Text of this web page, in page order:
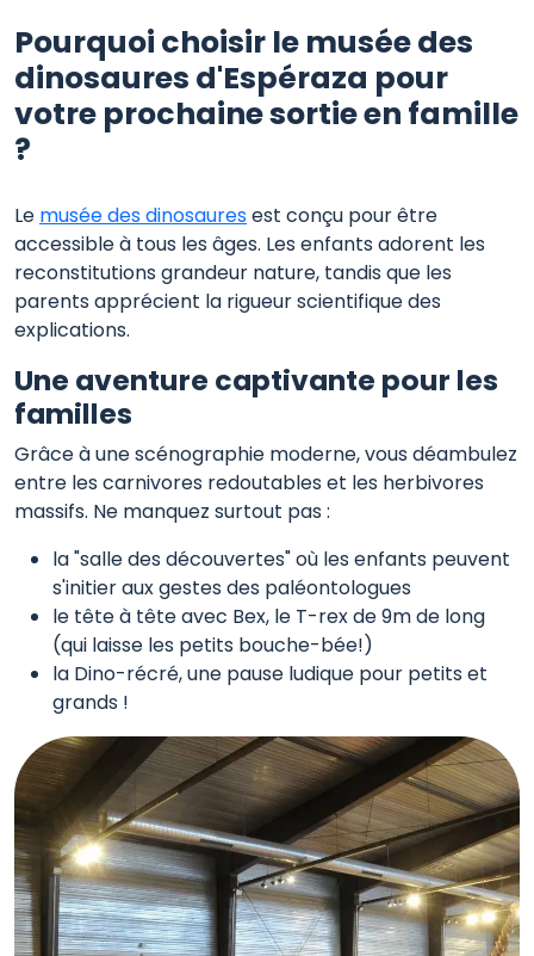
Pourquoi choisir le musée des
dinosaures d'Espéraza pour
votre prochaine sortie en famille
?
Le musée des dinosauresest conçu pour être
accessible à tous les âges. Les enfants adorent les
reconstitutions grandeur nature, tandis que les
parents apprécient la rigueur scientifique des
explications.
Une aventure captivante pour les
familles
Grâce à une scénographie moderne, vous déambulez
entre les carnivores redoutables et les herbivores
massifs. Ne manquez surtout pas :
la "salle des découvertes" où les enfants peuvent
s'initier aux gestes des paléontologues
le tête à tête avec Bex, le T-rex de 9m de long
(qui laisse les petits bouche-bée!)
la Dino-récré, une pause ludique pour petits et
grands !